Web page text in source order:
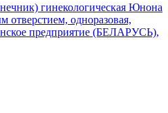
гинекологическая Юнона
отверстием, одноразовая,
предприятие (БЕЛАРУСЬ),